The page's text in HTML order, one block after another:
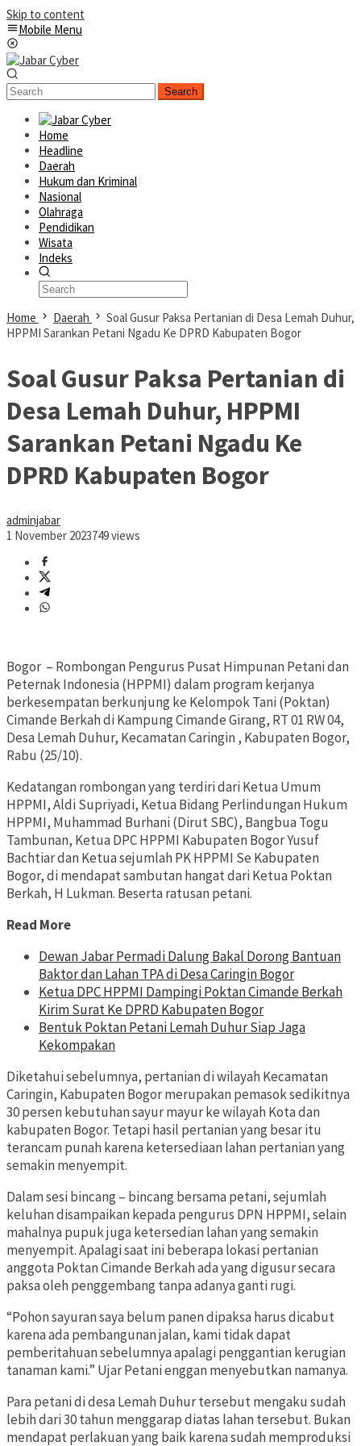
Skip to content
Mobile Menu
Search
Home
Headline
Daerah
Hukum dan Kriminal
Nasional
Olahraga
Pendidikan
Wisata
Indeks
Home Daerah
Soal Gusur Paksa Pertanian di Desa Lemah Duhur,
HPPMI Sarankan Petani Ngadu Ke DPRD Kabupaten Bogor
Soal Gusur Paksa Pertanian di
Desa Lemah Duhur, HPPMI
Sarankan Petani Ngadu Ke
DPRD Kabupaten Bogor
adminjabar
1 November 2023749 views
Bogor – Rombongan Pengurus Pusat Himpunan Petani dan
Peternak Indonesia (HPPMI) dalam program kerjanya
berkesempatan berkunjung ke Kelompok Tani (Poktan)
Cimande Berkah di Kampung Cimande Girang, RT 01 RW 04,
Desa Lemah Duhur, Kecamatan Caringin , Kabupaten Bogor,
Rabu (25/10).
Kedatangan rombongan yang terdiri dari Ketua Umum
HPPMI, Aldi Supriyadi, Ketua Bidang Perlindungan Hukum
HPPMI, Muhammad Burhani (Dirut SBC), Bangbua Togu
Tambunan, Ketua DPC HPPMI Kabupaten Bogor Yusuf
Bachtiar dan Ketua sejumlah PK HPPMI Se Kabupaten
Bogor, di mendapat sambutan hangat dari Ketua Poktan
Berkah, H Lukman. Beserta ratusan petani.
Read More
Dewan Jabar Permadi Dalung Bakal Dorong Bantuan
Baktor dan Lahan TPA di Desa Caringin Bogor
Ketua DPC HPPMI Dampingi Poktan Cimande Berkah
Kirim Surat Ke DPRD Kabupaten Bogor
Bentuk Poktan Petani Lemah Duhur Siap Jaga
Kekompakan
Diketahui sebelumnya, pertanian di wilayah Kecamatan
Caringin, Kabupaten Bogor merupakan pemasok sedikitnya
30 persen kebutuhan sayur mayur ke wilayah Kota dan
kabupaten Bogor. Tetapi hasil pertanian yang besar itu
terancam punah karena ketersediaan lahan pertanian yang
semakin menyempit.
Dalam sesi bincang – bincang bersama petani, sejumlah
keluhan disampaikan kepada pengurus DPN HPPMI, selain
mahalnya pupuk juga ketersedian lahan yang semakin
menyempit. Apalagi saat ini beberapa lokasi pertanian
anggota Poktan Cimande Berkah ada yang digusur secara
paksa oleh penggembang tanpa adanya ganti rugi.
“Pohon sayuran saya belum panen dipaksa harus dicabut
karena ada pembangunan jalan, kami tidak dapat
pemberitahuan sebelumnya apalagi penggantian kerugian
tanaman kami.” Ujar Petani enggan menyebutkan namanya.
Para petani di desa Lemah Duhur tersebut mengaku sudah
lebih dari 30 tahun menggarap diatas lahan tersebut. Bukan
mendapat perlakuan yang baik karena sudah memproduksi